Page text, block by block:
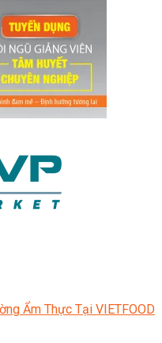
Ẩm Thực Tại VIETFOOD